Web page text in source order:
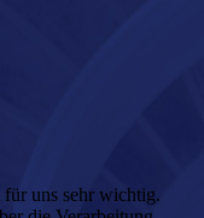
für uns sehr wichtig.